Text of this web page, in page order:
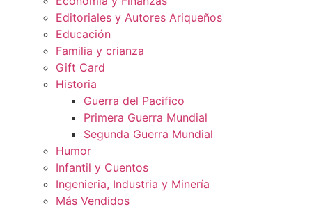
Editoriales y Autores Ariqueños
Educación
Familia y crianza
Gift Card
Historia
Guerra del Pacifico
Primera Guerra Mundial
Segunda Guerra Mundial
Humor
Infantil y Cuentos
Ingenieria, Industria y Minería
Más Vendidos